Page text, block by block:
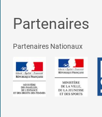
Partenaires
Partenaires Nationaux